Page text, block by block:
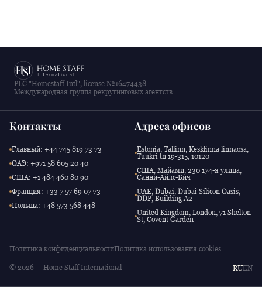
PLC "Homestaff Intl", license №16474438
Международная группа рекрутинговых агентств
Контакты
Главный: +44 745 819 73 73
ОАЭ: +971 58 605 20 40
США: +1 484 460 80 90
Франция: +33 7 57 69 07 73
Польша: +48 573 568 448
Адреса офисов
Estonia, Tallinn, Kesklinna linnaosa,
Tuukri tn 19-315, 10120
США, Майами, 230 174-я улица,
Санни-Айлс-Бич
UAE, Dubai, Dubai Silicon Oasis,
DDP, Building A2
United Kingdom, London, 71 Shelton
St, Covent Garden
Политика конфиденциальностиПолитика использования cookies
© 2026 — Home Staff International RUEN